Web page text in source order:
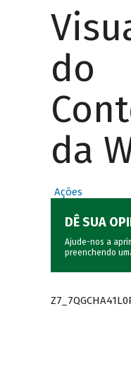
do
da
Ações
DÊ SUA
Ajude-nos a
preenchendo